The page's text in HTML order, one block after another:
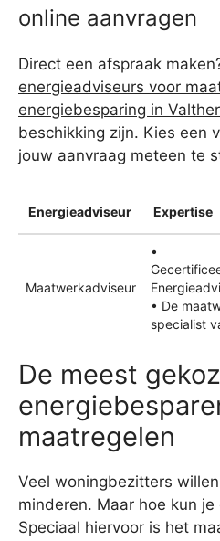
online aanvragen
Direct een afspraak
energieadviseurs voor
energiebesparing in
beschikking zijn. Kies een
jouw aanvraag meteen te
Energieadviseur Expertise
Maatwerkadviseur
•
• De
specialist
De meest
maatregelen
Veel woningbezitters
minderen. Maar hoe kun
Speciaal hiervoor is het